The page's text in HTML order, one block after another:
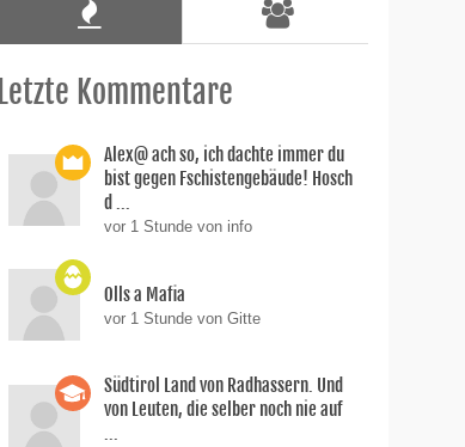
Letzte Kommentare
Alex@ ach so, ich dachte immer du
bist gegen Fschistengebäude! Hosch
d ...
vor 1 Stunde von info
Olls a Mafia
vor 1 Stunde von Gitte
Südtirol Land von Radhassern. Und
von Leuten, die selber noch nie auf
...